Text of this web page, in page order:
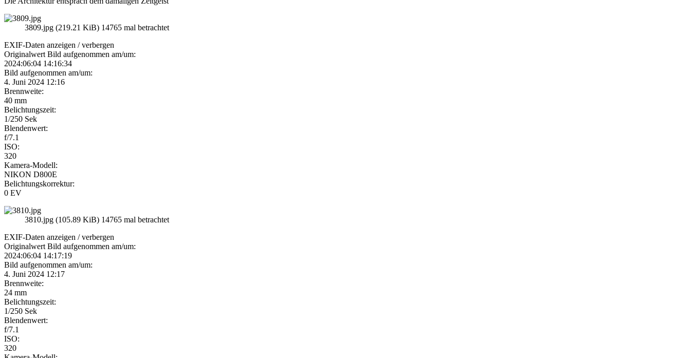
3809.jpg (219.21 KiB) 14765 mal betrachtet
EXIF-Daten anzeigen / verbergen
Originalwert Bild aufgenommen am/um:
2024:06:04 14:16:34
Bild aufgenommen am/um:
4. Juni 2024 12:16
Brennweite:
40 mm
Belichtungszeit:
1/250 Sek
Blendenwert:
f/7.1
ISO:
320
Kamera-Modell:
NIKON D800E
Belichtungskorrektur:
0 EV
3810.jpg (105.89 KiB) 14765 mal betrachtet
EXIF-Daten anzeigen / verbergen
Originalwert Bild aufgenommen am/um:
2024:06:04 14:17:19
Bild aufgenommen am/um:
4. Juni 2024 12:17
Brennweite:
24 mm
Belichtungszeit:
1/250 Sek
Blendenwert:
f/7.1
ISO:
320